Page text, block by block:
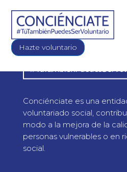
Hazte voluntario
Conciénciate es una
voluntariado social,
modo a la mejora de la
personas vulnerables o en
social.